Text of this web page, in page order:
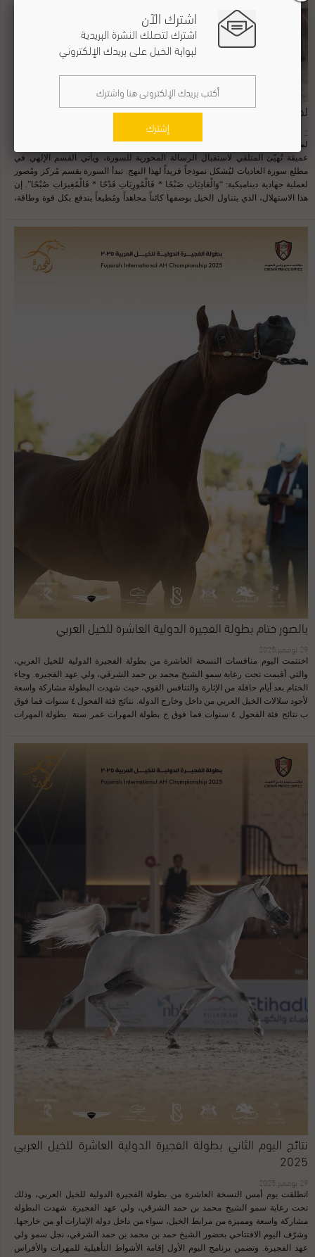
لحجز الطاولات وفي تعليقه على الحدث، قال فالح النصر، رئيس مجلس إدارة جولة
الجياد العربية العالمية: “البطولة تمثل التزامنا الراسخ بوضع الخيل العربي الأصيل في
المكانة التي يستحقها على المستوى العالمي، مع الحفاظ على معايير النزاهة والتميز
والفخر بالتراث العربي.” نظام تأهل استثنائي وجوائز تاريخية اعتمدت البطولة نظام
لماذا أقسم الله في سورة العاديات بالخيل؟
2 ديسمبر,2025
لماذا أقسم الله في سورة العاديات بالخيل؟ تُمثّل فواتح السور القرآنية مَداخل بلاغية
عميقة تُهيّئ المتلقي لاستقبال الرسالة المحورية للسورة، ويأتي القسم الإلهي في
مطلع سورة العاديات ليُشكل نموذجاً فريداً لهذا النهج. تبدأ السورة بقسم مُركز ومُصور
لعملية جهادية ديناميكية: “وَالْعَادِيَاتِ ضَبْحًا * فَالْمُورِيَاتِ قَدْحًا * فَالْمُغِيرَاتِ صُبْحًا”. إن
هذا الاستهلال، الذي يتناول الخيل بوصفها كائناً مجاهداً ومُطيعاً يندفع بكل قوة وطاقة،
في سورة العاديات، نوضح فيها معنى قسم الله تعالى بالعاديات وهي الخيل المسرعة
حين تعدو، وتجري للغارة في المعركة في سبيل الله، والضبح هو اصوات الخيل عندما
الضبح هو صوت الخيل وصهيلها. واختلف العلماء في المراد بالعاديات، لكن ما يتفق عليه
الاكثرية هو ان المقصود هو الخيول، لان باقي الفاظ الايات، مثل الضبح لا تكون الا
للفرس، ولا يمكن ان تكون للإبل، وقوله تعالى ( فالمغيرات صبحا )، ينطبق على الخيل،
وروي عن ابن ...
بالصور ختام بطولة الفجيرة الدولية العاشرة للخيل العربي
29 نوفمبر,2025
اختتمت اليوم منافسات النسخة العاشرة من بطولة الفجيرة الدولية للخيل العربي،
والتي أقيمت تحت رعاية سمو الشيخ محمد بن حمد الشرقي، ولي عهد الفجيرة. وجاء
الختام بعد أيام حافلة من الإثارة والتنافس القوي، حيث شهدت البطولة مشاركة واسعة
لأجود سلالات الخيل العربي من داخل وخارج الدولة. نتائج فئة الفحول ٤ سنوات فما فوق
ب نتائج فئة الفحول ٤ سنوات فما فوق ج بطولة المهرات عمر سنة بطولة المهرات
للمزيد من الأخبار أضغط هنا
نتائج اليوم الثاني بطولة الفجيرة الدولية العاشرة للخيل العربي
2025
29 نوفمبر,2025
انطلقت يوم أمس النسخة العاشرة من بطولة الفجيرة الدولية للخيل العربي، وذلك
تحت رعاية سمو الشيخ محمد بن حمد الشرقي، ولي عهد الفجيرة. شهدت البطولة
مشاركة واسعة ومميزة من مرابط الخيل، سواء من داخل دولة الإمارات أو من خارجها.
وشرّف اليوم الافتتاحي بحضور الشيخ حمد بن محمد بن حمد الشرقي، نجل سمو ولي
عهد الفجيرة. وتضمن برنامج اليوم الأول إقامة الأشواط التأهيلية للمهرات والأفراس
اشترك الآن
اشترك لتصلك النشرة البريدية
لبوابة الخيل على بريدك الإلكتروني
إشترك